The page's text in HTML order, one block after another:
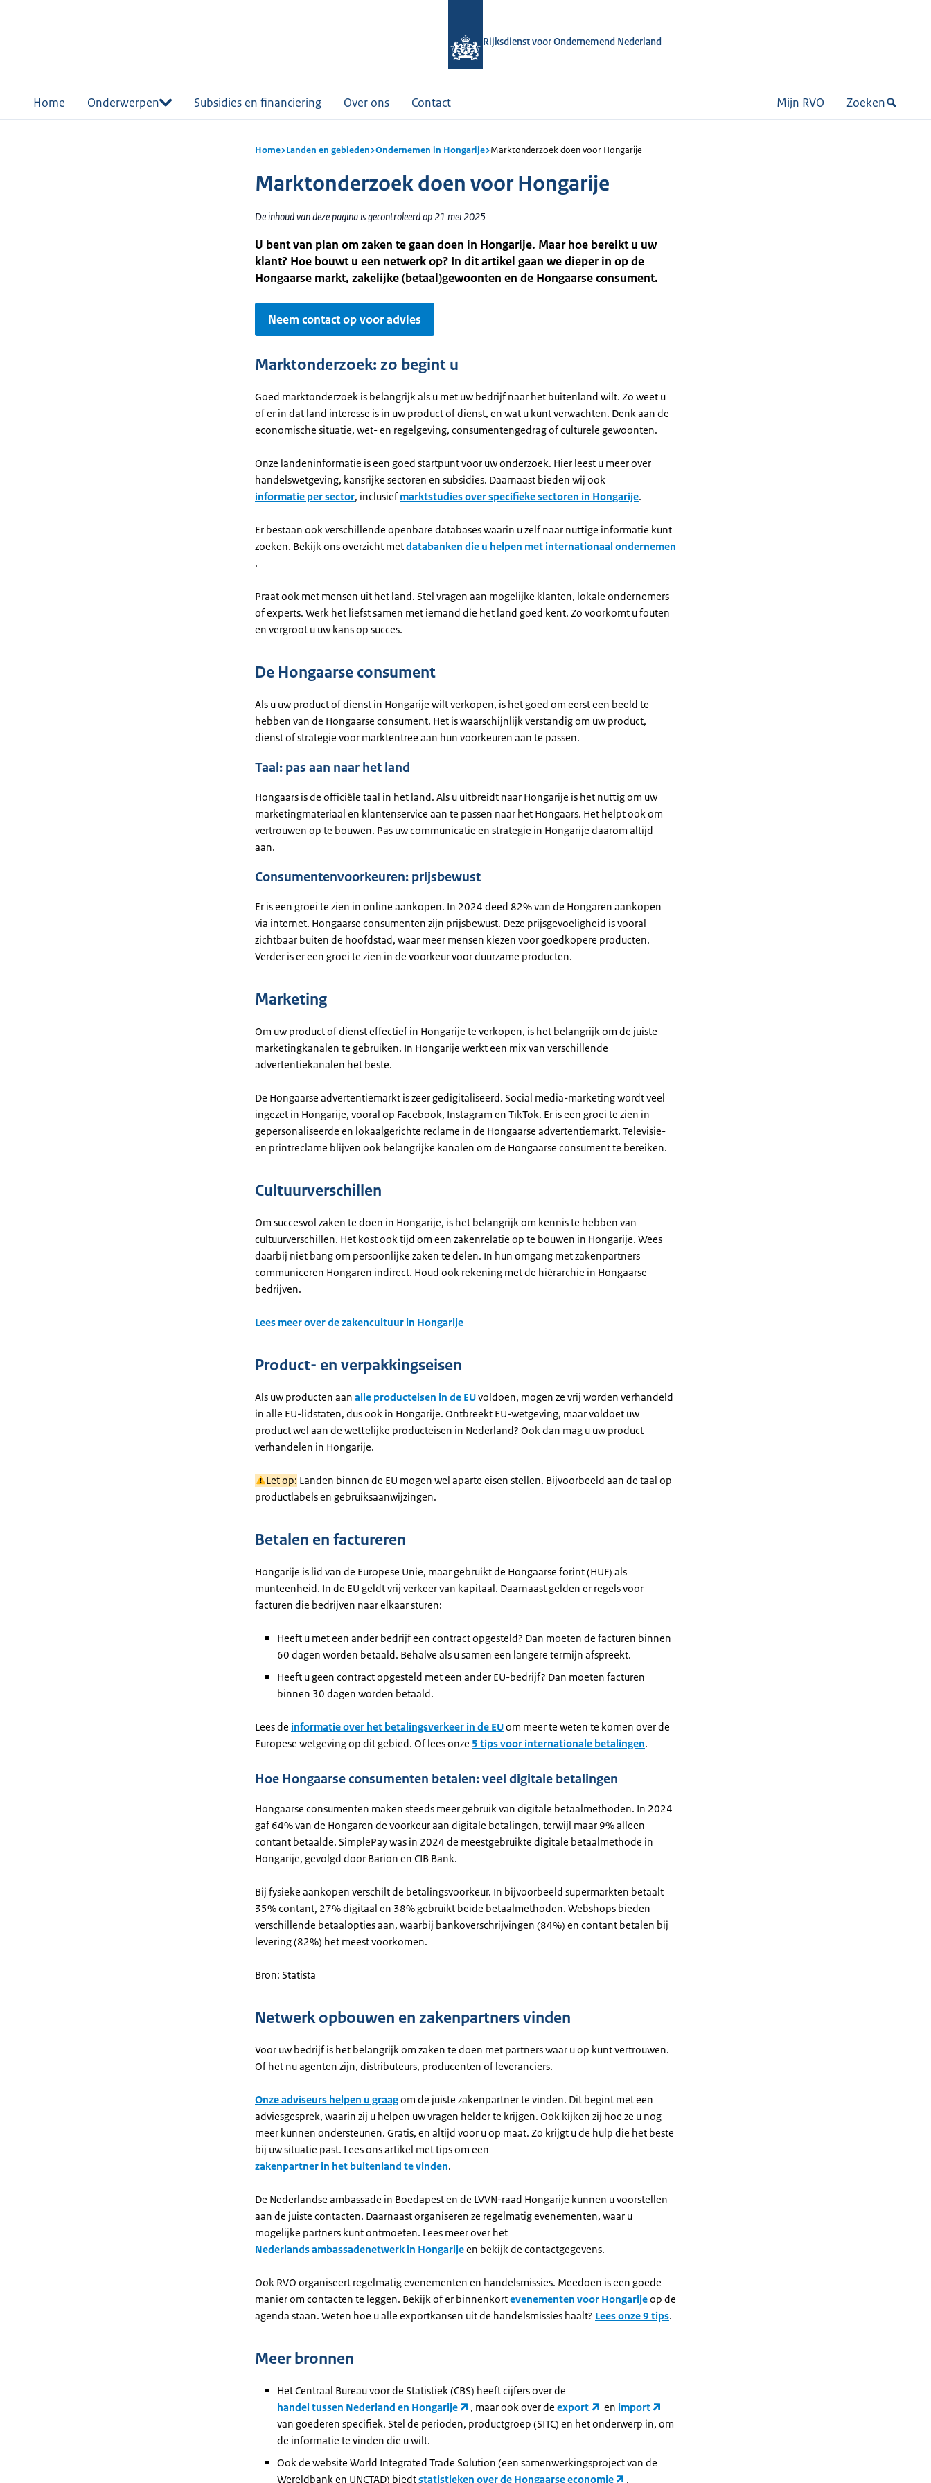
Rijksdienst voor Ondernemend Nederland
Home Onderwerpen Subsidies en financiering Over ons Contact Mijn RVO Zoeken
Home Landen en gebieden Ondernemen in Hongarije Marktonderzoek doen voor Hongarije
Marktonderzoek doen voor Hongarije
De inhoud van deze pagina is gecontroleerd op 21 mei 2025
U bent van plan om zaken te gaan doen in Hongarije. Maar hoe bereikt u uw
klant? Hoe bouwt u een netwerk op? In dit artikel gaan we dieper in op de
Hongaarse markt, zakelijke (betaal)gewoonten en de Hongaarse consument.
Neem contact op voor advies
Marktonderzoek: zo begint u
Goed marktonderzoek is belangrijk als u met uw bedrijf naar het buitenland wilt. Zo weet u
of er in dat land interesse is in uw product of dienst, en wat u kunt verwachten. Denk aan de
economische situatie, wet- en regelgeving, consumentengedrag of culturele gewoonten.
Onze landeninformatie is een goed startpunt voor uw onderzoek. Hier leest u meer over
handelswetgeving, kansrijke sectoren en subsidies. Daarnaast bieden wij ook
informatie per sector, inclusiefmarktstudies over specifieke sectoren in Hongarije.
Er bestaan ook verschillende openbare databases waarin u zelf naar nuttige informatie kunt
zoeken. Bekijk ons overzicht metdatabanken die u helpen met internationaal ondernemen
.
Praat ook met mensen uit het land. Stel vragen aan mogelijke klanten, lokale ondernemers
of experts. Werk het liefst samen met iemand die het land goed kent. Zo voorkomt u fouten
en vergroot u uw kans op succes.
De Hongaarse consument
Als u uw product of dienst in Hongarije wilt verkopen, is het goed om eerst een beeld te
hebben van de Hongaarse consument. Het is waarschijnlijk verstandig om uw product,
dienst of strategie voor marktentree aan hun voorkeuren aan te passen.
Taal: pas aan naar het land
Hongaars is de officiële taal in het land. Als u uitbreidt naar Hongarije is het nuttig om uw
marketingmateriaal en klantenservice aan te passen naar het Hongaars. Het helpt ook om
vertrouwen op te bouwen. Pas uw communicatie en strategie in Hongarije daarom altijd
aan.
Consumentenvoorkeuren: prijsbewust
Er is een groei te zien in online aankopen. In 2024 deed 82% van de Hongaren aankopen
via internet. Hongaarse consumenten zijn prijsbewust. Deze prijsgevoeligheid is vooral
zichtbaar buiten de hoofdstad, waar meer mensen kiezen voor goedkopere producten.
Verder is er een groei te zien in de voorkeur voor duurzame producten.
Marketing
Om uw product of dienst effectief in Hongarije te verkopen, is het belangrijk om de juiste
marketingkanalen te gebruiken. In Hongarije werkt een mix van verschillende
advertentiekanalen het beste.
De Hongaarse advertentiemarkt is zeer gedigitaliseerd. Social media-marketing wordt veel
ingezet in Hongarije, vooral op Facebook, Instagram en TikTok. Er is een groei te zien in
gepersonaliseerde en lokaalgerichte reclame in de Hongaarse advertentiemarkt. Televisie-
en printreclame blijven ook belangrijke kanalen om de Hongaarse consument te bereiken.
Cultuurverschillen
Om succesvol zaken te doen in Hongarije, is het belangrijk om kennis te hebben van
cultuurverschillen. Het kost ook tijd om een zakenrelatie op te bouwen in Hongarije. Wees
daarbij niet bang om persoonlijke zaken te delen. In hun omgang met zakenpartners
communiceren Hongaren indirect. Houd ook rekening met de hiërarchie in Hongaarse
bedrijven.
Lees meer over de zakencultuur in Hongarije
Product- en verpakkingseisen
Als uw producten aan alle producteisen in de EUvoldoen, mogen ze vrij worden verhandeld
in alle EU-lidstaten, dus ook in Hongarije. Ontbreekt EU-wetgeving, maar voldoet uw
product wel aan de wettelijke producteisen in Nederland? Ook dan mag u uw product
verhandelen in Hongarije.
Let op: Landen binnen de EU mogen wel aparte eisen stellen. Bijvoorbeeld aan de taal op
productlabels en gebruiksaanwijzingen.
Betalen en factureren
Hongarije is lid van de Europese Unie, maar gebruikt de Hongaarse forint (HUF) als
munteenheid. In de EU geldt vrij verkeer van kapitaal. Daarnaast gelden er regels voor
facturen die bedrijven naar elkaar sturen:
Heeft u met een ander bedrijf een contract opgesteld? Dan moeten de facturen binnen
60 dagen worden betaald. Behalve als u samen een langere termijn afspreekt.
Heeft u geen contract opgesteld met een ander EU-bedrijf? Dan moeten facturen
binnen 30 dagen worden betaald.
Lees de informatie over het betalingsverkeer in de EUom meer te weten te komen over de
Europese wetgeving op dit gebied. Of lees onze 5 tips voor internationale betalingen.
Hoe Hongaarse consumenten betalen: veel digitale betalingen
Hongaarse consumenten maken steeds meer gebruik van digitale betaalmethoden. In 2024
gaf 64% van de Hongaren de voorkeur aan digitale betalingen, terwijl maar 9% alleen
contant betaalde. SimplePay was in 2024 de meestgebruikte digitale betaalmethode in
Hongarije, gevolgd door Barion en CIB Bank.
Bij fysieke aankopen verschilt de betalingsvoorkeur. In bijvoorbeeld supermarkten betaalt
35% contant, 27% digitaal en 38% gebruikt beide betaalmethoden. Webshops bieden
verschillende betaalopties aan, waarbij bankoverschrijvingen (84%) en contant betalen bij
levering (82%) het meest voorkomen.
Bron: Statista
Netwerk opbouwen en zakenpartners vinden
Voor uw bedrijf is het belangrijk om zaken te doen met partners waar u op kunt vertrouwen.
Of het nu agenten zijn, distributeurs, producenten of leveranciers.
Onze adviseurs helpen u graagom de juiste zakenpartner te vinden. Dit begint met een
adviesgesprek, waarin zij u helpen uw vragen helder te krijgen. Ook kijken zij hoe ze u nog
meer kunnen ondersteunen. Gratis, en altijd voor u op maat. Zo krijgt u de hulp die het beste
bij uw situatie past. Lees ons artikel met tips om een
zakenpartner in het buitenland te vinden.
De Nederlandse ambassade in Boedapest en de LVVN-raad Hongarije kunnen u voorstellen
aan de juiste contacten. Daarnaast organiseren ze regelmatig evenementen, waar u
mogelijke partners kunt ontmoeten. Lees meer over het
Nederlands ambassadenetwerk in Hongarijeen bekijk de contactgegevens.
Ook RVO organiseert regelmatig evenementen en handelsmissies. Meedoen is een goede
manier om contacten te leggen. Bekijk of er binnenkortevenementen voor Hongarijeop de
agenda staan. Weten hoe u alle exportkansen uit de handelsmissies haalt? Lees onze 9 tips.
Meer bronnen
Het Centraal Bureau voor de Statistiek (CBS) heeft cijfers over de
handel tussen Nederland en Hongarije
, maar ook over deexport en import
van goederen specifiek. Stel de perioden, productgroep (SITC) en het onderwerp in, om
de informatie te vinden die u wilt.
Ook de website World Integrated Trade Solution (een samenwerkingsproject van de
Wereldbank en UNCTAD) biedtstatistieken over de Hongaarse economie .